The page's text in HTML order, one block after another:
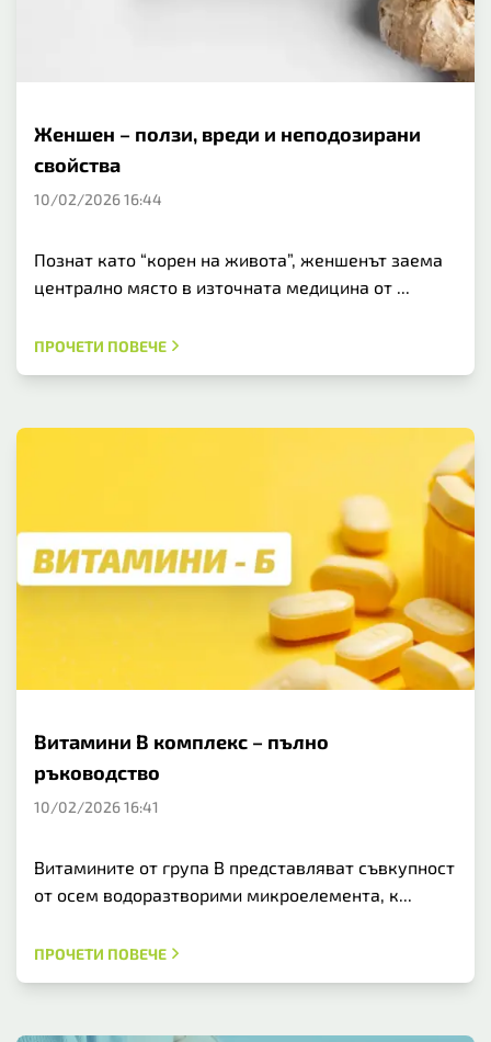
Женшен – ползи, вреди и неподозирани
свойства
10/02/2026 16:44
Познат като “корен на живота”, женшенът заема
централно място в източната медицина от ...
ПРОЧЕТИ ПОВЕЧЕ
Витамини В комплекс – пълно
ръководство
10/02/2026 16:41
Витамините от група B представляват съвкупност
от осем водоразтворими микроелемента, к...
ПРОЧЕТИ ПОВЕЧЕ